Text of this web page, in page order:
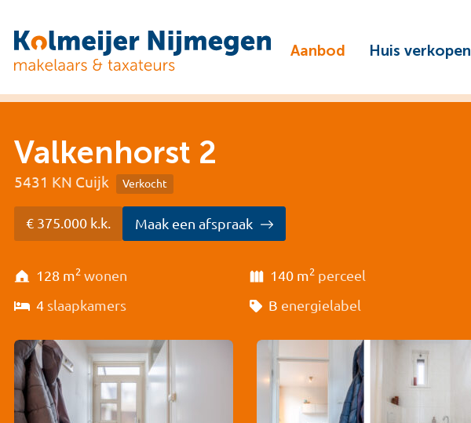
Aanbod Huis verkopen
Valkenhorst 2
5431 KN Cuijk Verkocht
€ 375.000 k.k. Maak een afspraak
128 m2 wonen 140 m2 perceel
4 slaapkamers B energielabel